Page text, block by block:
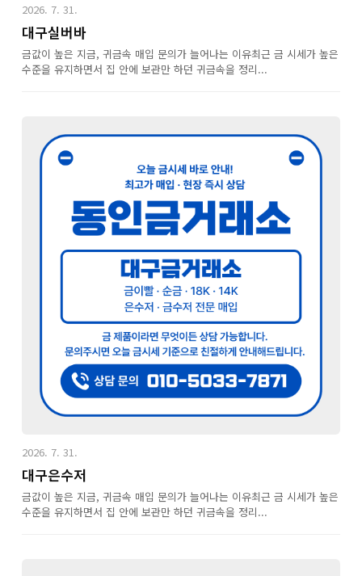
2026. 7. 31.
대구실버바
금값이 높은 지금, 귀금속 매입 문의가 늘어나는 이유최근 금 시세가 높은
수준을 유지하면서 집 안에 보관만 하던 귀금속을 정리...
2026. 7. 31.
대구은수저
금값이 높은 지금, 귀금속 매입 문의가 늘어나는 이유최근 금 시세가 높은
수준을 유지하면서 집 안에 보관만 하던 귀금속을 정리...